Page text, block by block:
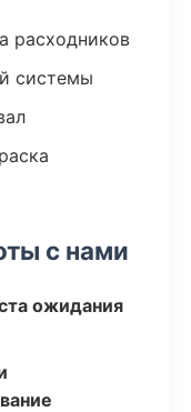
расходников
системы
с нами
ожидания